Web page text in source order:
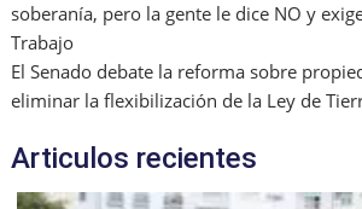
soberanía, pero la gente le dice NO y
Trabajo
El Senado debate la reforma sobre
eliminar la flexibilización de la Ley de
Articulos recientes